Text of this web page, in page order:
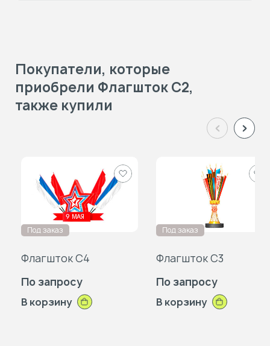
Покупатели, которые
приобрели Флагшток С2,
также купили
Добавить
в
Под заказ
Флагшток С4
По запросу
В корзину
в
Под заказ
Флагшток С3
По запросу
В корзину